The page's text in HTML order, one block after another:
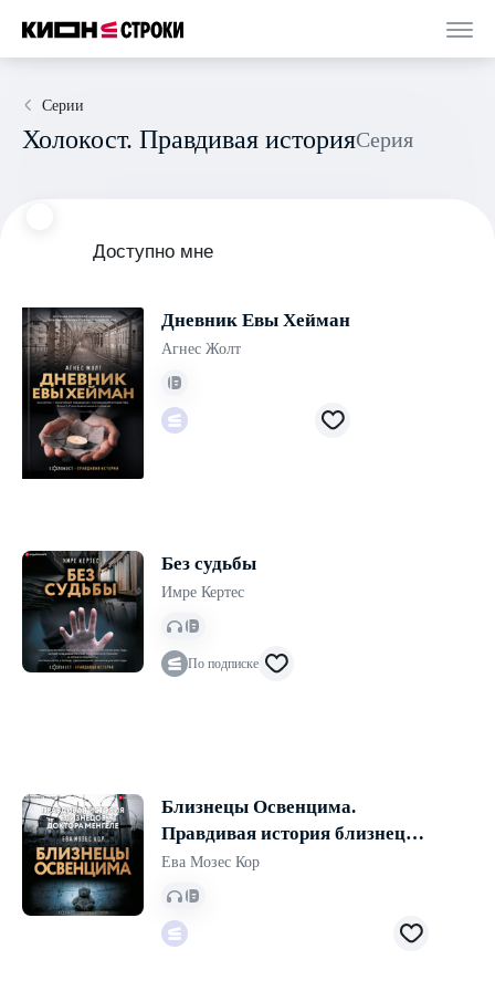
Серии
Холокост. Правдивая история Серия
Доступно мне
Дневник Евы Хейман
Агнес Жолт
Без судьбы
Имре Кертес
По подписке
Близнецы Освенцима.
Правдивая история близнецов
доктора Менгеле
Ева Мозес Кор